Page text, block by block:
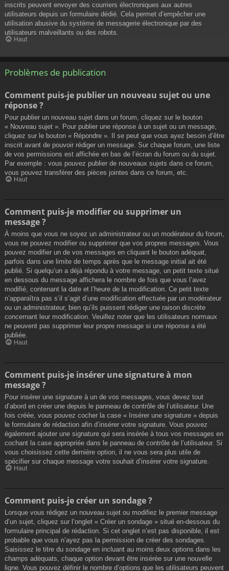
inscrits peuvent envoyer des courriers électroniques aux autres
utilisateurs depuis un formulaire dédié. Cela permet d’empêcher une
utilisation abusive du système de messagerie électronique par des
utilisateurs malveillants ou des robots.
Haut
Problèmes de publication
Comment puis-je publier un nouveau sujet ou une
réponse ?
Pour publier un nouveau sujet dans un forum, cliquez sur le bouton
« Nouveau sujet ». Pour publier une réponse à un sujet ou un message,
cliquez sur le bouton « Répondre ». Il se peut que vous ayez besoin d’être
inscrit avant de pouvoir rédiger un message. Sur chaque forum, une liste
de vos permissions est affichée en bas de l’écran du forum ou du sujet.
Par exemple : vous pouvez publier de nouveaux sujets dans ce forum,
vous pouvez transférer des pièces jointes dans ce forum, etc.
Haut
Comment puis-je modifier ou supprimer un
message ?
À moins que vous ne soyez un administrateur ou un modérateur du forum,
vous ne pouvez modifier ou supprimer que vos propres messages. Vous
pouvez modifier un de vos messages en cliquant le bouton adéquat,
parfois dans une limite de temps après que le message initial ait été
publié. Si quelqu’un a déjà répondu à votre message, un petit texte situé
en dessous du message affichera le nombre de fois que vous l’avez
modifié, contenant la date et l’heure de la modification. Ce petit texte
n’apparaîtra pas s’il s’agit d’une modification effectuée par un modérateur
ou un administrateur, bien qu’ils puissent rédiger une raison discrète
concernant leur modification. Veuillez noter que les utilisateurs normaux
ne peuvent pas supprimer leur propre message si une réponse a été
publiée.
Haut
Comment puis-je insérer une signature à mon
message ?
Pour insérer une signature à un de vos messages, vous devez tout
d’abord en créer une depuis le panneau de contrôle de l’utilisateur. Une
fois créée, vous pouvez cocher la case « Insérer une signature » depuis
le formulaire de rédaction afin d’insérer votre signature. Vous pouvez
également ajouter une signature qui sera insérée à tous vos messages en
cochant la case appropriée dans le panneau de contrôle de l’utilisateur. Si
vous choisissez cette dernière option, il ne vous sera plus utile de
spécifier sur chaque message votre souhait d’insérer votre signature.
Haut
Comment puis-je créer un sondage ?
Lorsque vous rédigez un nouveau sujet ou modifiez le premier message
d’un sujet, cliquez sur l’onglet « Créer un sondage » situé en-dessous du
formulaire principal de rédaction. Si cet onglet n’est pas disponible, il est
probable que vous n’ayez pas la permission de créer des sondages.
Saisissez le titre du sondage en incluant au moins deux options dans les
champs adéquats, chaque option devant être insérée sur une nouvelle
ligne. Vous pouvez définir le nombre d’options que les utilisateurs peuvent